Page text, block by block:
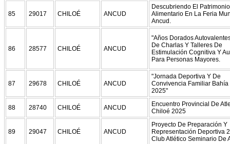
85 29017 CHILOÉ ANCUD
Descubriendo El Patrimonio
Alimentario En La Feria
Ancud.
86 28577 CHILOÉ ANCUD
"Años Dorados
De Charlas Y Talleres De
Estimulación Cognitiva Y
Para Personas Mayores.
87 29678 CHILOÉ ANCUD
"Jornada Deportiva Y De
Convivencia Familiar Bahía
2025"
88 28740 CHILOÉ ANCUD
Encuentro Provincial De
Chiloé 2025
89 29047 CHILOÉ ANCUD
Proyecto De Preparación Y
Representación Deportiva
Club Atlético Seminario De